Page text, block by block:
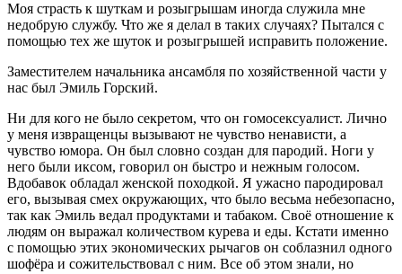
Моя страсть к шуткам и розыгрышам иногда служила мне
недобрую службу. Что же я делал в таких случаях? Пытался с
помощью тех же шуток и розыгрышей исправить положение.
Заместителем начальника ансамбля по хозяйственной части у
нас был Эмиль Горский.
Ни для кого не было секретом, что он гомосексуалист. Лично
у меня извращенцы вызывают не чувство ненависти, а
чувство юмора. Он был словно создан для пародий. Ноги у
него были иксом, говорил он быстро и нежным голосом.
Вдобавок обладал женской походкой. Я ужасно пародировал
его, вызывая смех окружающих, что было весьма небезопасно,
так как Эмиль ведал продуктами и табаком. Своё отношение к
людям он выражал количеством курева и еды. Кстати именно
с помощью этих экономических рычагов он соблазнил одного
шофёра и сожительствовал с ним. Все об этом знали, но